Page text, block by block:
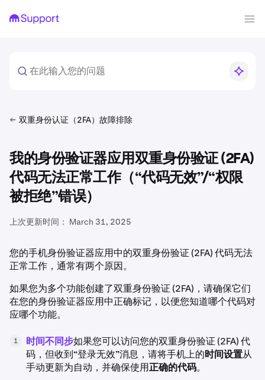
双重身份认证（2FA）故障排除
我的身份验证器应用双重身份验证 (2FA)
代码无法正常工作（“代码无效”/“权限
被拒绝”错误）
上次更新时间： March 31, 2025
您的手机身份验证器应用中的双重身份验证 (2FA) 代码无法
正常工作，通常有两个原因。
如果您为多个功能创建了双重身份验证 (2FA)，请确保它们
在您的身份验证器应用中正确标记，以便您知道哪个代码对
应哪个功能。
1 时间不同步如果您可以访问您的双重身份验证 (2FA) 代
码，但收到“登录无效”消息，请将手机上的时间设置从
手动更新为自动，并确保使用正确的代码。